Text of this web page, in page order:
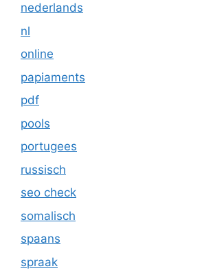
nederlands
nl
online
papiaments
pdf
pools
portugees
russisch
seo check
somalisch
spaans
spraak